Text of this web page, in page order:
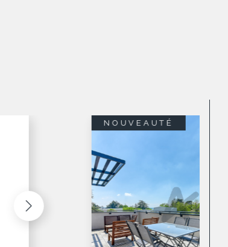
COUP DE COEUR